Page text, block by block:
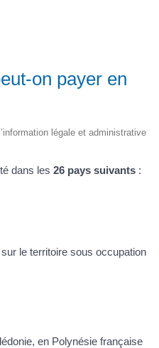
on payer en
légale et administrative
dans les 26 pays suivants :
le territoire sous occupation
en Polynésie française